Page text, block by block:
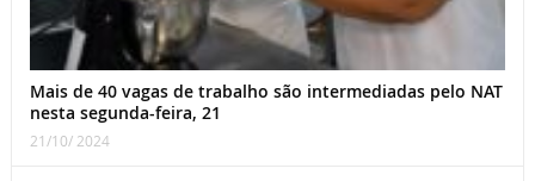
Mais de 40 vagas de trabalho são intermediadas pelo NAT
nesta segunda-feira, 21
21/10/ 2024